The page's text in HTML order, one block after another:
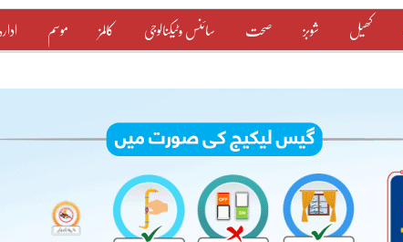
کھیل شوبز صحت سائنس وٹیکنالوجی کالمز موسم ادارہ